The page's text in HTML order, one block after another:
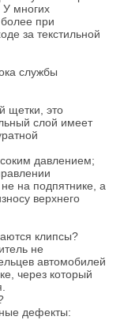
У многих
более при
за текстильной
службы
щетки, это
слой имеет
давлением;
не на подпятнике, а
верхнего
клипсы?
не
автомобилей
через который
дефекты: